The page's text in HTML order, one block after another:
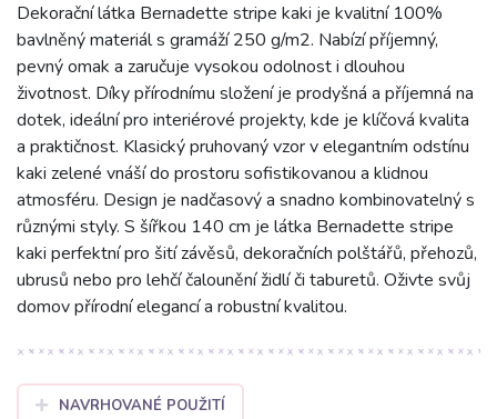
Dekorační látka Bernadette stripe kaki je kvalitní 100%
bavlněný materiál s gramáží 250 g/m2. Nabízí příjemný,
pevný omak a zaručuje vysokou odolnost i dlouhou
životnost. Díky přírodnímu složení je prodyšná a příjemná na
dotek, ideální pro interiérové projekty, kde je klíčová kvalita
a praktičnost. Klasický pruhovaný vzor v elegantním odstínu
kaki zelené vnáší do prostoru sofistikovanou a klidnou
atmosféru. Design je nadčasový a snadno kombinovatelný s
různými styly. S šířkou 140 cm je látka Bernadette stripe
kaki perfektní pro šití závěsů, dekoračních polštářů, přehozů,
ubrusů nebo pro lehčí čalounění židlí či taburetů. Oživte svůj
domov přírodní elegancí a robustní kvalitou.
NAVRHOVANÉ POUŽITÍ